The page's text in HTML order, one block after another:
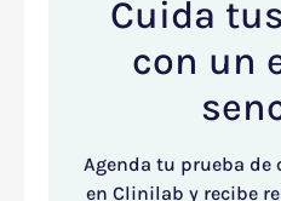
Cuida
con un
Agenda tu prueba de
en Clinilab y recibe